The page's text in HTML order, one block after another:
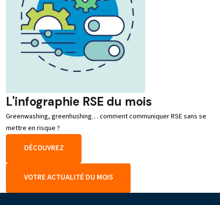
L'infographie RSE du mois
Greenwashing, greenhushing… comment communiquer RSE sans se
mettre en risque ?
DÉCOUVREZ
VOTRE ACTUALITÉ DU MOIS